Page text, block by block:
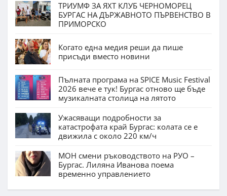
ТРИУМФ ЗА ЯХТ КЛУБ ЧЕРНОМОРЕЦ
БУРГАС НА ДЪРЖАВНОТО ПЪРВЕНСТВО В
ПРИМОРСКО
Когато една медия реши да пише
присъди вместо новини
Пълната програма на SPICE Music Festival
2026 вече е тук! Бургас отново ще бъде
музикалната столица на лятото
Ужасяващи подробности за
катастрофата край Бургас: колата се е
движила с около 220 км/ч
МОН смени ръководството на РУО –
Бургас. Лиляна Иванова поема
временно управлението